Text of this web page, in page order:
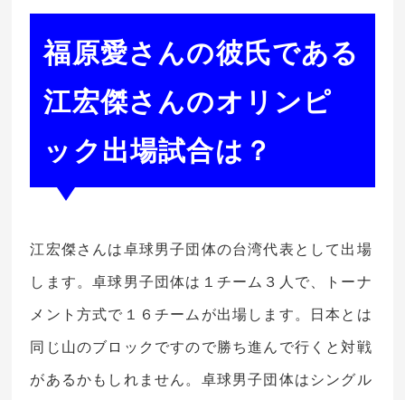
福原愛さんの彼氏である
江宏傑さんのオリンピ
ック出場試合は？
江宏傑さんは卓球男子団体の台湾代表として出場
します。卓球男子団体は１チーム３人で、トーナ
メント方式で１６チームが出場します。 日本とは
同じ山のブロック ですので勝ち進んで行くと対戦
があるかもしれません。卓球男子団体はシングル